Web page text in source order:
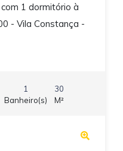
1 dormitório à
- Vila Constança -
1
Banheiro(s)
30
M²